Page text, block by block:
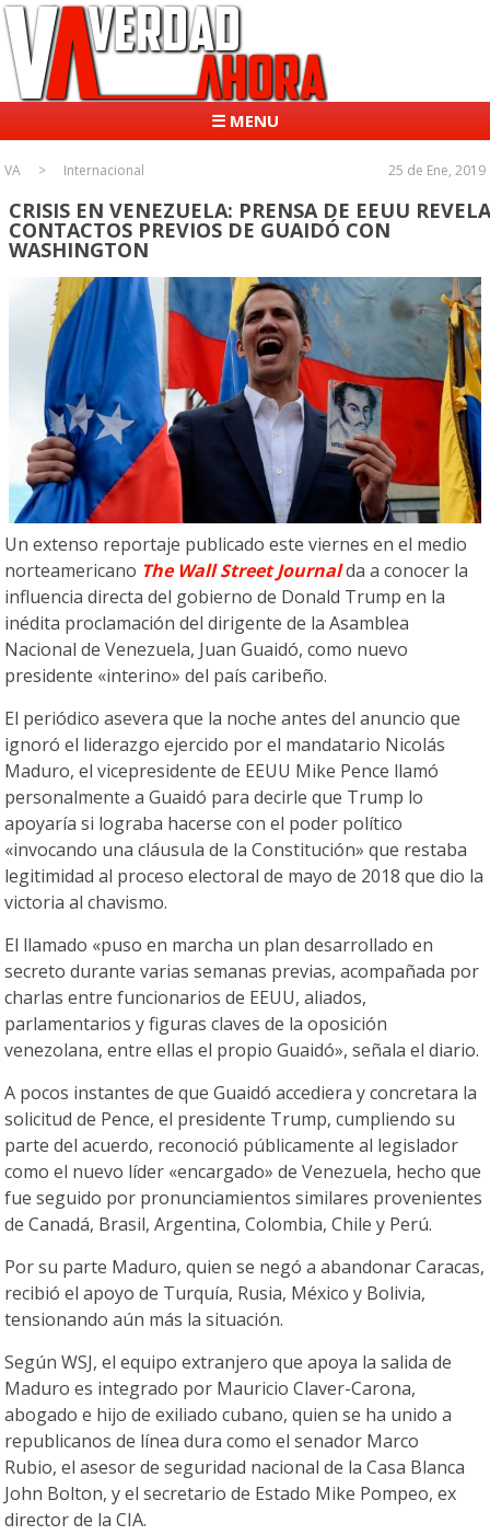
☰ MENU
VA Internacional 25 de Ene, 2019
CRISIS EN VENEZUELA: PRENSA DE EEUU REVELA
CONTACTOS PREVIOS DE GUAIDÓ CON
WASHINGTON
Un extenso reportaje publicado este viernes en el medio
norteamericano The Wall Street Journalda a conocer la
influencia directa del gobierno de Donald Trump en la
inédita proclamación del dirigente de la Asamblea
Nacional de Venezuela, Juan Guaidó, como nuevo
presidente «interino» del país caribeño.
El periódico asevera que la noche antes del anuncio que
ignoró el liderazgo ejercido por el mandatario Nicolás
Maduro, el vicepresidente de EEUU Mike Pence llamó
personalmente a Guaidó para decirle que Trump lo
apoyaría si lograba hacerse con el poder político
«invocando una cláusula de la Constitución» que restaba
legitimidad al proceso electoral de mayo de 2018 que dio la
victoria al chavismo.
El llamado «puso en marcha un plan desarrollado en
secreto durante varias semanas previas, acompañada por
charlas entre funcionarios de EEUU, aliados,
parlamentarios y figuras claves de la oposición
venezolana, entre ellas el propio Guaidó», señala el diario.
A pocos instantes de que Guaidó accediera y concretara la
solicitud de Pence, el presidente Trump, cumpliendo su
parte del acuerdo, reconoció públicamente al legislador
como el nuevo líder «encargado» de Venezuela, hecho que
fue seguido por pronunciamientos similares provenientes
de Canadá, Brasil, Argentina, Colombia, Chile y Perú.
Por su parte Maduro, quien se negó a abandonar Caracas,
recibió el apoyo de Turquía, Rusia, México y Bolivia,
tensionando aún más la situación.
Según WSJ, el equipo extranjero que apoya la salida de
Maduro es integrado por Mauricio Claver-Carona,
abogado e hijo de exiliado cubano, quien se ha unido a
republicanos de línea dura como el senador Marco
Rubio, el asesor de seguridad nacional de la Casa Blanca
John Bolton, y el secretario de Estado Mike Pompeo, ex
director de la CIA.